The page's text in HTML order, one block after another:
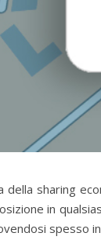
della sharing
in
spesso